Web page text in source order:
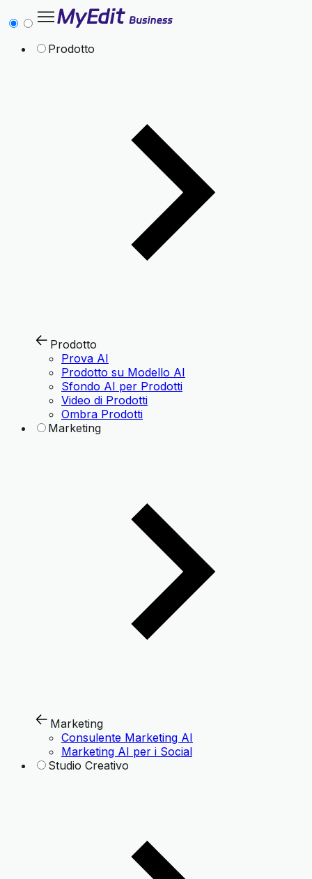
Prodotto
Prodotto
Prova AI
Prodotto su Modello AI
Sfondo AI per Prodotti
Video di Prodotti
Ombra Prodotti
Marketing
Marketing
Consulente Marketing AI
Marketing AI per i Social
Studio Creativo